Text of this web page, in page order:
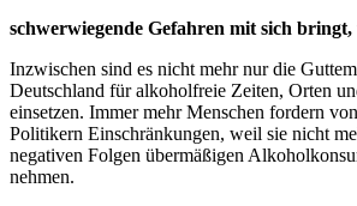
schwerwiegende Gefahren mit sich bringt,
Inzwischen sind es nicht mehr nur die
Deutschland für alkoholfreie Zeiten, Orten
einsetzen. Immer mehr Menschen fordern
Politikern Einschränkungen, weil sie nicht
negativen Folgen übermäßigen
nehmen.